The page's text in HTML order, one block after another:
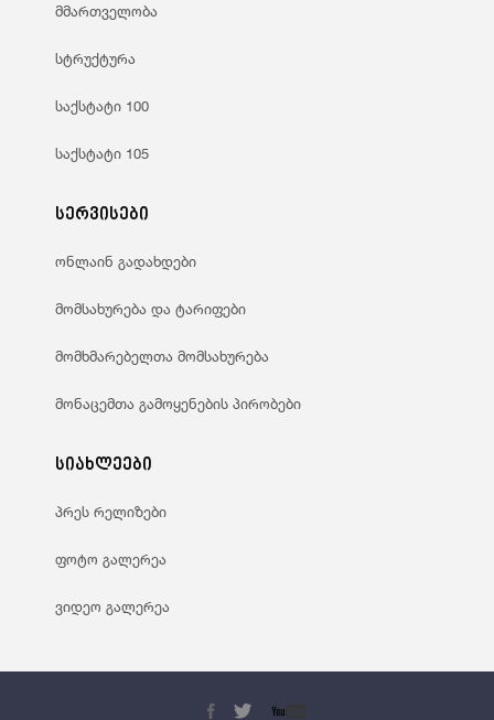
მმართველობა
სტრუქტურა
საქსტატი 100
საქსტატი 105
სერვისები
ონლაინ გადახდები
მომსახურება და ტარიფები
მომხმარებელთა მომსახურება
მონაცემთა გამოყენების პირობები
სიახლეები
პრეს რელიზები
ფოტო გალერეა
ვიდეო გალერეა